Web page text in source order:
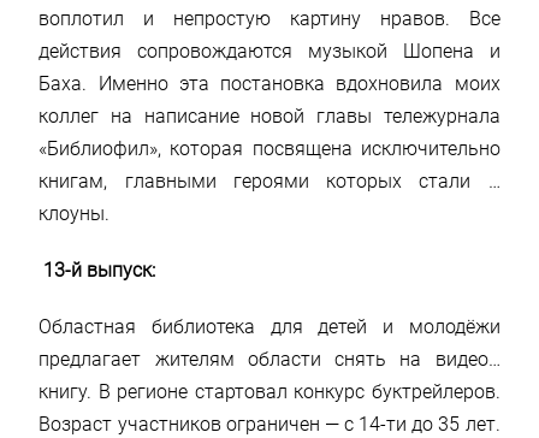
воплотил и непростую картину нравов. Все
действия сопровождаются музыкой Шопена и
Баха. Именно эта постановка вдохновила моих
коллег на написание новой главы тележурнала
«Библиофил», которая посвящена исключительно
книгам, главными героями которых стали …
клоуны.
13-й выпуск:
Областная библиотека для детей и молодёжи
предлагает жителям области снять на видео…
книгу. В регионе стартовал конкурс буктрейлеров.
Возраст участников ограничен — с 14-ти до 35 лет.